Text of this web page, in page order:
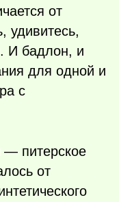
от
удивитесь,
И бадлон, и
для одной и
с
— питерское
от